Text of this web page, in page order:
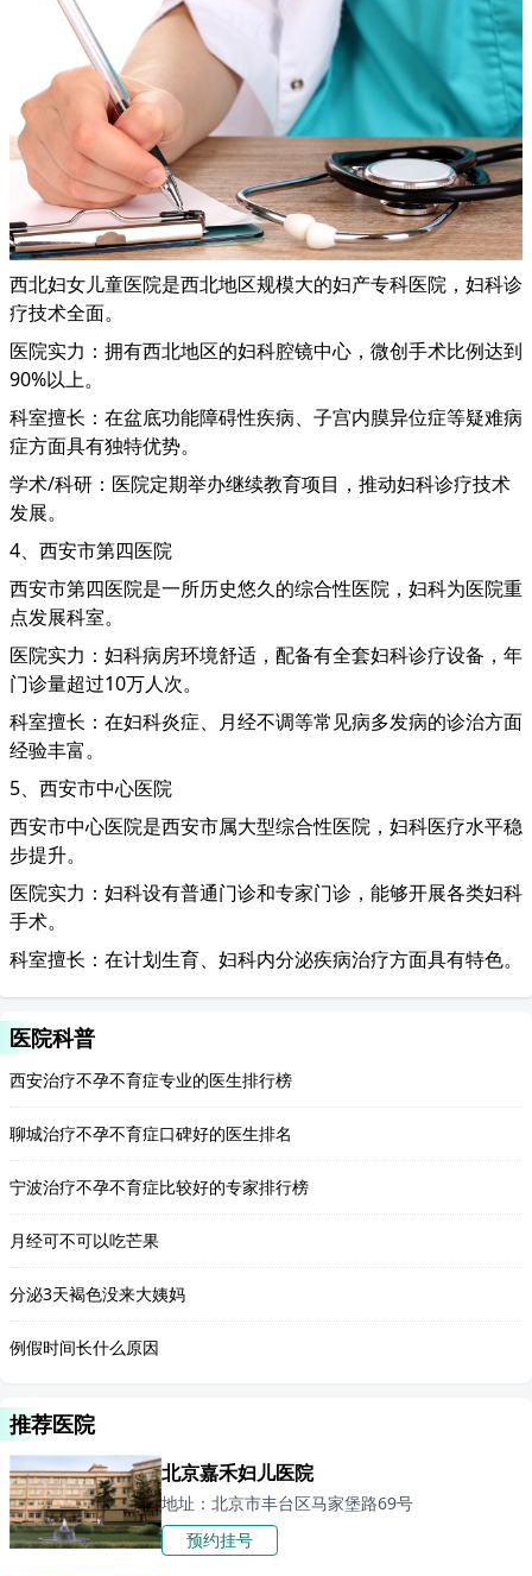
西北妇女儿童医院是西北地区规模大的妇产专科医院，妇科诊
疗技术全面。
医院实力：拥有西北地区的妇科腔镜中心，微创手术比例达到
90%以上。
科室擅长：在盆底功能障碍性疾病、子宫内膜异位症等疑难病
症方面具有独特优势。
学术/科研：医院定期举办继续教育项目，推动妇科诊疗技术
发展。
4、西安市第四医院
西安市第四医院是一所历史悠久的综合性医院，妇科为医院重
点发展科室。
医院实力：妇科病房环境舒适，配备有全套妇科诊疗设备，年
门诊量超过10万人次。
科室擅长：在妇科炎症、月经不调等常见病多发病的诊治方面
经验丰富。
5、西安市中心医院
西安市中心医院是西安市属大型综合性医院，妇科医疗水平稳
步提升。
医院实力：妇科设有普通门诊和专家门诊，能够开展各类妇科
手术。
科室擅长：在计划生育、妇科内分泌疾病治疗方面具有特色。
医院科普
西安治疗不孕不育症专业的医生排行榜
聊城治疗不孕不育症口碑好的医生排名
宁波治疗不孕不育症比较好的专家排行榜
月经可不可以吃芒果
分泌3天褐色没来大姨妈
例假时间长什么原因
推荐医院
北京嘉禾妇儿医院
地址：北京市丰台区马家堡路69号
预约挂号